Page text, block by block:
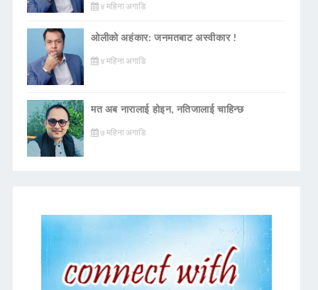
४ महिना अगाडि
ओलीको अहंकार: जनमतबाट अस्वीकार !
४ महिना अगाडि
मत अब नारालाई होइन, नतिजालाई चाहिन्छ
७ महिना अगाडि